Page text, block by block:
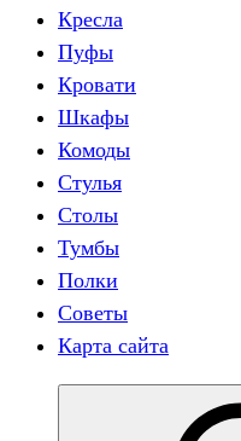
Кресла
Пуфы
Кровати
Шкафы
Комоды
Стулья
Столы
Тумбы
Полки
Советы
Карта сайта